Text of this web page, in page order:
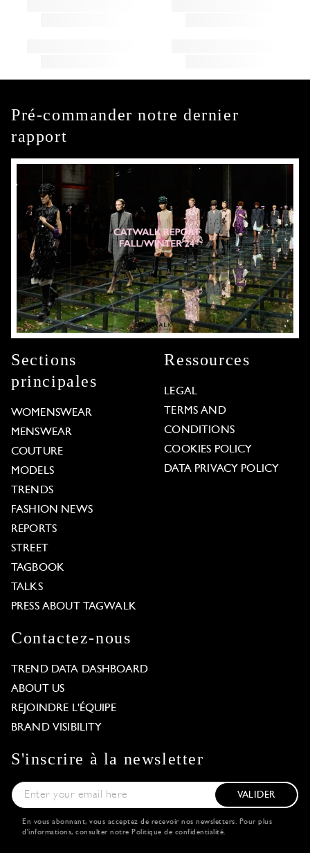
Pré-commander notre dernier
rapport
Sections
principales
WOMENSWEAR
MENSWEAR
COUTURE
MODELS
TRENDS
FASHION NEWS
REPORTS
STREET
TAGBOOK
TALKS
PRESS ABOUT TAGWALK
Ressources
LEGAL
TERMS AND
CONDITIONS
COOKIES POLICY
DATA PRIVACY POLICY
Contactez-nous
TREND DATA DASHBOARD
ABOUT US
REJOINDRE L'ÉQUIPE
BRAND VISIBILITY
S'inscrire à la newsletter
VALIDER
En vous abonnant, vous acceptez de recevoir nos newsletters. Pour plus
d'informations, consulter notre Politique de confidentialité.